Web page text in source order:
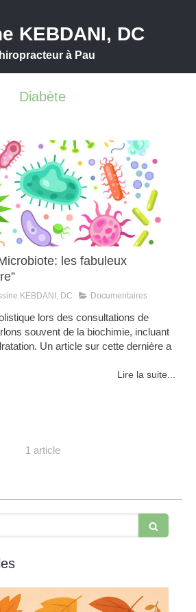
KEBDANI, DC
à Pau
Diabète
les fabuleux
KEBDANI, DC Documentaires
lors des consultations de
souvent de la biochimie, incluant
Un article sur cette dernière a
Lire la suite...
1 article